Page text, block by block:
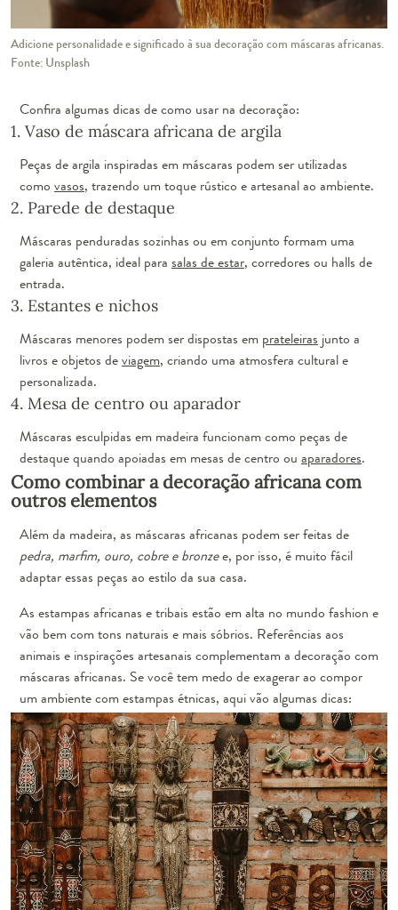
Adicione personalidade e significado à sua decoração com máscaras africanas.
Fonte: Unsplash
Confira algumas dicas de como usar na decoração:
1. Vaso de máscara africana de argila
Peças de argila inspiradas em máscaras podem ser utilizadas
como vasos, trazendo um toque rústico e artesanal ao ambiente.
2. Parede de destaque
Máscaras penduradas sozinhas ou em conjunto formam uma
galeria autêntica, ideal para salas de estar, corredores ou halls de
entrada.
3. Estantes e nichos
Máscaras menores podem ser dispostas em prateleiras junto a
livros e objetos deviagem, criando uma atmosfera cultural e
personalizada.
4. Mesa de centro ou aparador
Máscaras esculpidas em madeira funcionam como peças de
destaque quando apoiadas em mesas de centro ou aparadores.
Como combinar a decoração africana com
outros elementos
Além da madeira, as máscaras africanas podem ser feitas de
pedra, marfim, ouro, cobre e bronzee, por isso, é muito fácil
adaptar essas peças ao estilo da sua casa.
As estampas africanas e tribais estão em alta no mundo fashion e
vão bem com tons naturais e mais sóbrios. Referências aos
animais e inspirações artesanais complementam a decoração com
máscaras africanas. Se você tem medo de exagerar ao compor
um ambiente com estampas étnicas, aqui vão algumas dicas: